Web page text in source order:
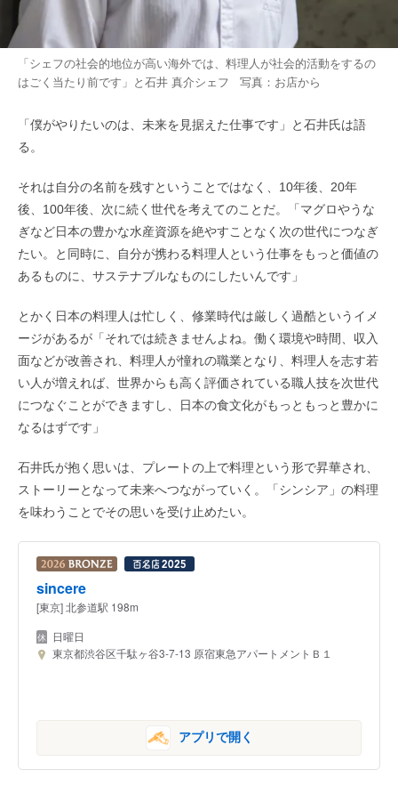
「シェフの社会的地位が高い海外では、料理人が社会的活動をするの
はごく当たり前です」と石井 真介シェフ 写真：お店から
「僕がやりたいのは、未来を見据えた仕事です」と石井氏は語
る。
それは自分の名前を残すということではなく、10年後、20年
後、100年後、次に続く世代を考えてのことだ。「マグロやうな
ぎなど日本の豊かな水産資源を絶やすことなく次の世代につなぎ
たい。と同時に、自分が携わる料理人という仕事をもっと価値の
あるものに、サステナブルなものにしたいんです」
とかく日本の料理人は忙しく、修業時代は厳しく過酷というイメ
ージがあるが「それでは続きませんよね。働く環境や時間、収入
面などが改善され、料理人が憧れの職業となり、料理人を志す若
い人が増えれば、世界からも高く評価されている職人技を次世代
につなぐことができますし、日本の食文化がもっともっと豊かに
なるはずです」
石井氏が抱く思いは、プレートの上で料理という形で昇華され、
ストーリーとなって未来へつながっていく。「シンシア」の料理
を味わうことでその思いを受け止めたい。
sincere
[東京] 北参道駅 198m
日曜日
東京都渋谷区千駄ヶ谷3-7-13 原宿東急アパートメントＢ１
アプリで開く